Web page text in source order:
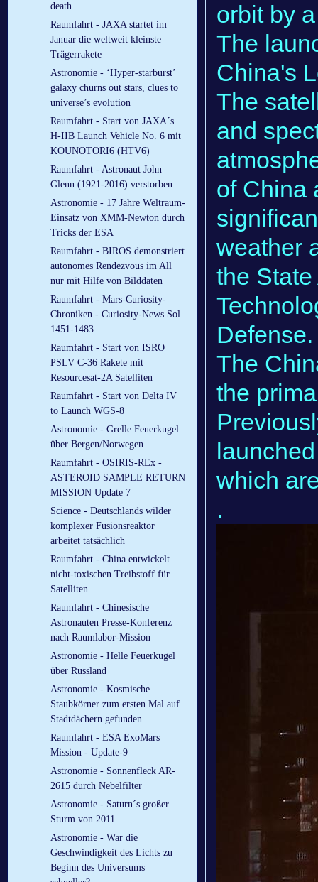
death
Raumfahrt - JAXA startet im
Januar die weltweit kleinste
Trägerrakete
Astronomie - ‘Hyper-starburst’
galaxy churns out stars, clues to
universe’s evolution
Raumfahrt - Start von JAXA´s
H-IIB Launch Vehicle No. 6 mit
KOUNOTORI6 (HTV6)
Raumfahrt - Astronaut John
Glenn (1921-2016) verstorben
Astronomie - 17 Jahre Weltraum-
Einsatz von XMM-Newton durch
Tricks der ESA
Raumfahrt - BIROS demonstriert
autonomes Rendezvous im All
nur mit Hilfe von Bilddaten
Raumfahrt - Mars-Curiosity-
Chroniken - Curiosity-News Sol
1451-1483
Raumfahrt - Start von ISRO
PSLV C-36 Rakete mit
Resourcesat-2A Satelliten
Raumfahrt - Start von Delta IV
to Launch WGS-8
Astronomie - Grelle Feuerkugel
über Bergen/Norwegen
Raumfahrt - OSIRIS-REx -
ASTEROID SAMPLE RETURN
MISSION Update 7
Science - Deutschlands wilder
komplexer Fusionsreaktor
arbeitet tatsächlich
Raumfahrt - China entwickelt
nicht-toxischen Treibstoff für
Satelliten
Raumfahrt - Chinesische
Astronauten Presse-Konferenz
nach Raumlabor-Mission
Astronomie - Helle Feuerkugel
über Russland
Astronomie - Kosmische
Staubkörner zum ersten Mal auf
Stadtdächern gefunden
Raumfahrt - ESA ExoMars
Mission - Update-9
Astronomie - Sonnenfleck AR-
2615 durch Nebelfilter
Astronomie - Saturn´s großer
Sturm von 2011
Astronomie - War die
Geschwindigkeit des Lichts zu
Beginn des Universums
orbit by
The
China's
The
and
of China
weather
the
Defense.
The
the
which
.